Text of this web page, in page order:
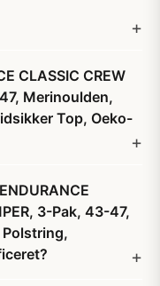
CLASSIC CREW
Merinoulden,
Top, Oeko-
3-Pak, 43-47,